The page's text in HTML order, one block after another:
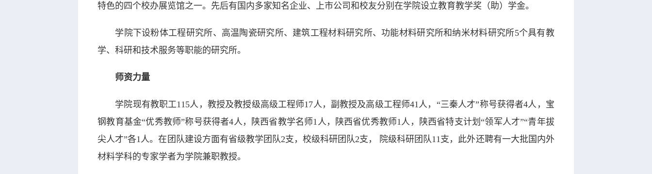
特色的四个校办展览馆之一。先后有国内多家知名企业、上市公司和校友分别在学院设立教育教学奖（助）学金。
学院下设粉体工程研究所、高温陶瓷研究所、建筑工程材料研究所、功能材料研究所和纳米材料研究所5个具有教
学、科研和技术服务等职能的研究所。
师资力量
学院现有教职工115人，教授及教授级高级工程师17人，副教授及高级工程师41人，“三秦人才”称号获得者4人，宝
钢教育基金“优秀教师”称号获得者4人，陕西省教学名师1人，陕西省优秀教师1人，陕西省特支计划“领军人才”“青年拔
尖人才”各1人。在团队建设方面有省级教学团队2支，校级科研团队2支， 院级科研团队11支，此外还聘有一大批国内外
材料学科的专家学者为学院兼职教授。